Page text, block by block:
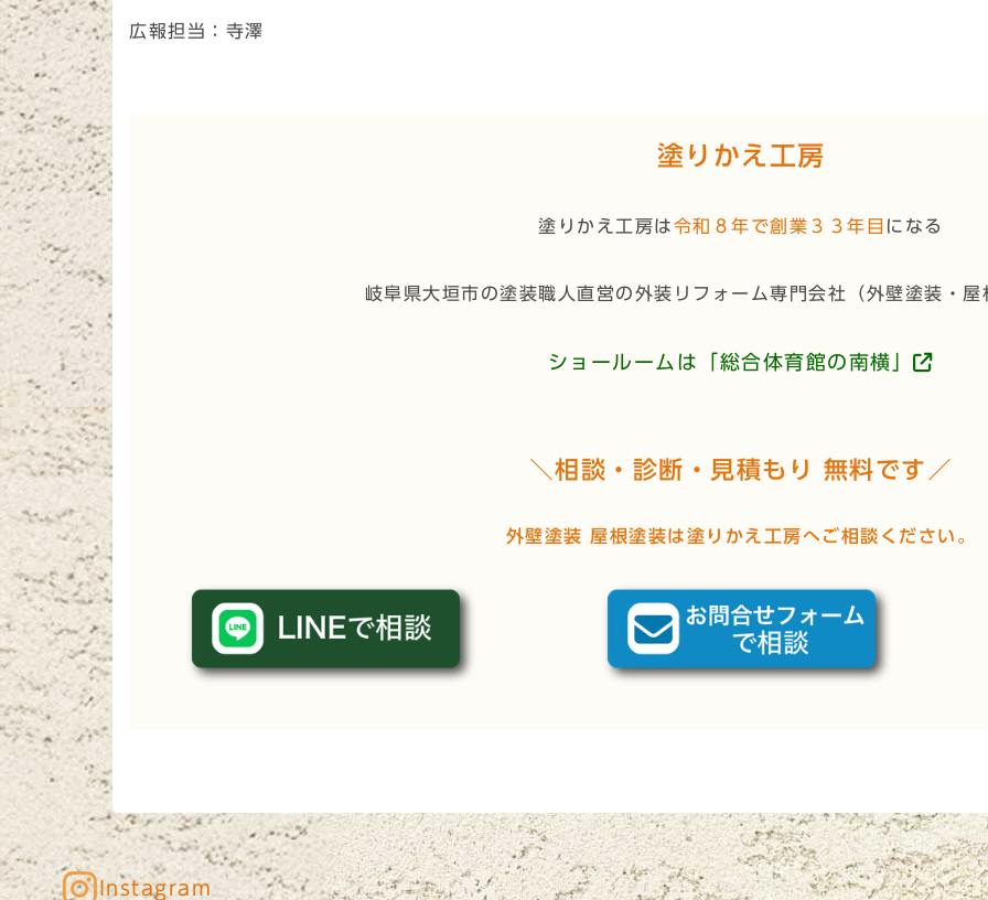
広報担当：寺澤
塗りかえ工房
塗りかえ工房は令和８年で創業３３年目 になる
岐阜県大垣市の塗装職人直営の外装リフォーム専門会社（外壁塗装・屋
ショールームは「総合体育館の南横」
＼相談・診断・見積もり 無料です／
外壁塗装 屋根塗装は塗りかえ工房へご相談ください。
Instagram